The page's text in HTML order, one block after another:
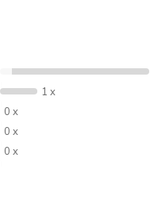
1 x
0 x
0 x
0 x